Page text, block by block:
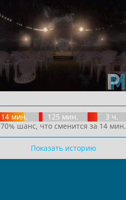
14 мин. 125 мин.
3 ч.
70% шанс, что сменится за 14 мин.
Показать историю